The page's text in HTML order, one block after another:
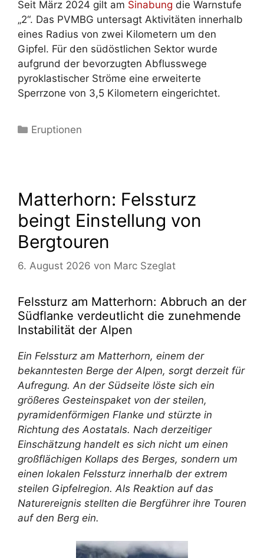
Seit März 2024 gilt am Sinabung die Warnstufe
„2“. Das PVMBG untersagt Aktivitäten innerhalb
eines Radius von zwei Kilometern um den
Gipfel. Für den südöstlichen Sektor wurde
aufgrund der bevorzugten Abflusswege
pyroklastischer Ströme eine erweiterte
Sperrzone von 3,5 Kilometern eingerichtet.
Kategorien
Eruptionen
Matterhorn: Felssturz
beingt Einstellung von
Bergtouren
6. August 2026 von Marc Szeglat
Felssturz am Matterhorn: Abbruch an der
Südflanke verdeutlicht die zunehmende
Instabilität der Alpen
Ein Felssturz am Matterhorn, einem der
bekanntesten Berge der Alpen, sorgt derzeit für
Aufregung. An der Südseite löste sich ein
größeres Gesteinspaket von der steilen,
pyramidenförmigen Flanke und stürzte in
Richtung des Aostatals. Nach derzeitiger
Einschätzung handelt es sich nicht um einen
großflächigen Kollaps des Berges, sondern um
einen lokalen Felssturz innerhalb der extrem
steilen Gipfelregion. Als Reaktion auf das
Naturereignis stellten die Bergführer ihre Touren
auf den Berg ein.